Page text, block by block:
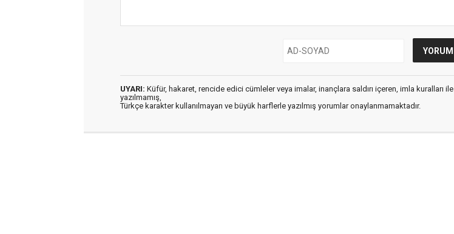
UYARI: Küfür, hakaret, rencide edici cümleler veya imalar, inançlara saldırı içeren, imla kuralları ile
yazılmamış,
Türkçe karakter kullanılmayan ve büyük harflerle yazılmış yorumlar onaylanmamaktadır.